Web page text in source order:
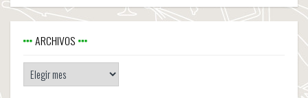
ARCHIVOS